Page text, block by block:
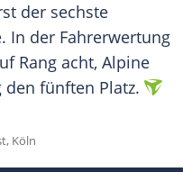
der sechste
In der Fahrerwertung
Rang acht, Alpine
fünften Platz.
Köln